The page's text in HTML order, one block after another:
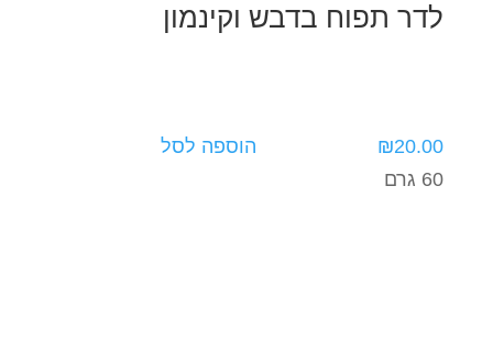
לדר תפוח בדבש וקינמון
₪20.00
הוספה לסל
60 גרם